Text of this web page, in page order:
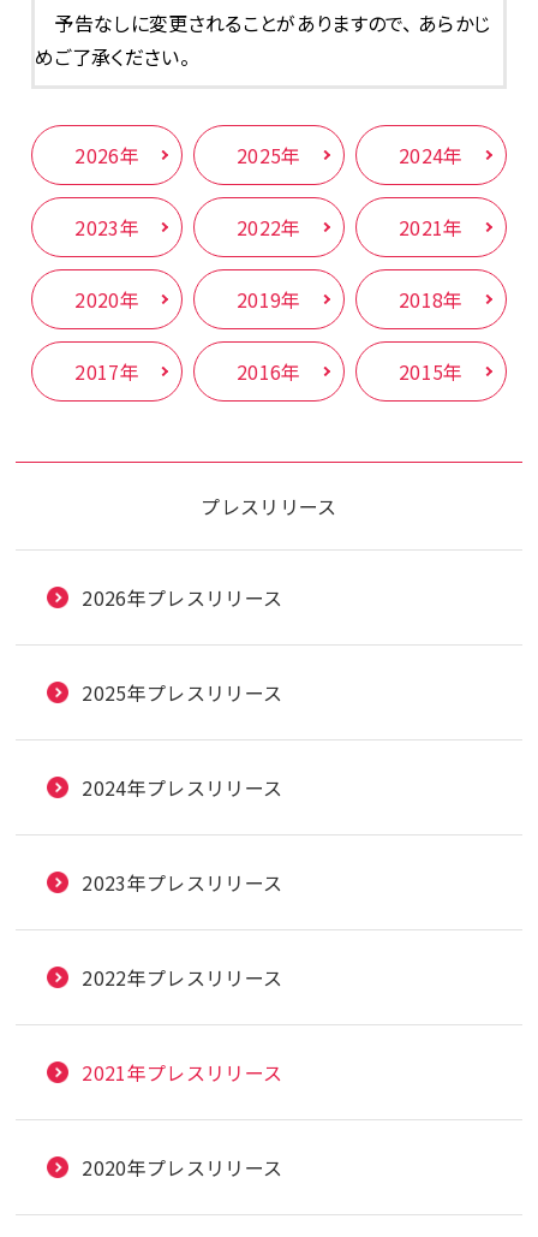
予告なしに変更されることがありますので、 あらかじ
めご了承ください。
2026年 2025年 2024年
2023年 2022年 2021年
2020年 2019年 2018年
2017年 2016年 2015年
プレスリリース
2026年プレスリリース
2025年プレスリリース
2024年プレスリリース
2023年プレスリリース
2022年プレスリリース
2021年プレスリリース
2020年プレスリリース